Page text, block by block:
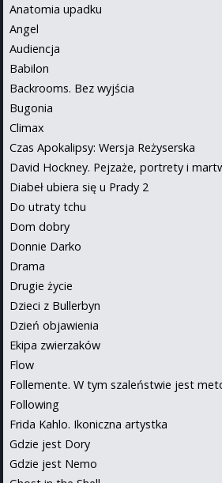
Anatomia upadku
Angel
Audiencja
Babilon
Backrooms. Bez wyjścia
Bugonia
Climax
Czas Apokalipsy: Wersja Reżyserska
David Hockney. Pejzaże, portrety i
Diabeł ubiera się u Prady 2
Do utraty tchu
Dom dobry
Donnie Darko
Drama
Drugie życie
Dzieci z Bullerbyn
Dzień objawienia
Ekipa zwierzaków
Flow
Follemente. W tym szaleństwie jest
Following
Frida Kahlo. Ikoniczna artystka
Gdzie jest Dory
Gdzie jest Nemo